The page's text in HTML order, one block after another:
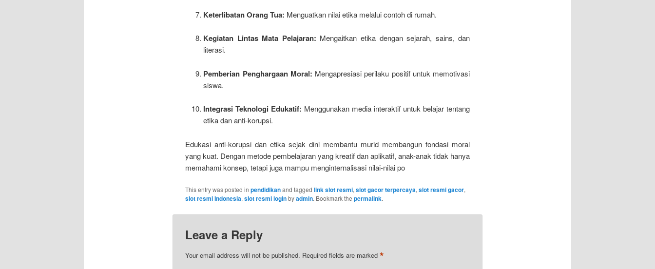
Keterlibatan Orang Tua: Menguatkan nilai etika melalui contoh di rumah.
Kegiatan Lintas Mata Pelajaran: Mengaitkan etika dengan sejarah, sains, dan
literasi.
Pemberian Penghargaan Moral: Mengapresiasi perilaku positif untuk memotivasi
siswa.
Integrasi Teknologi Edukatif: Menggunakan media interaktif untuk belajar tentang
etika dan anti-korupsi.
Edukasi anti-korupsi dan etika sejak dini membantu murid membangun fondasi moral
yang kuat. Dengan metode pembelajaran yang kreatif dan aplikatif, anak-anak tidak hanya
memahami konsep, tetapi juga mampu menginternalisasi nilai-nilai po
This entry was posted in pendidikanand tagged link slot resmi, slot gacor terpercaya, slot resmi gacor,
slot resmi Indonesia, slot resmi loginbyadmin. Bookmark the permalink.
Leave a Reply
Your email address will not be published. Required fields are marked *